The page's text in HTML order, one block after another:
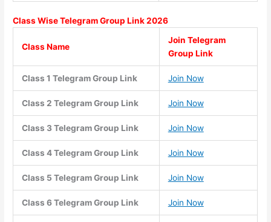
Class WiseTelegram Group Link 2026
Class Name
Join Telegram
Group Link
Class 1 Telegram Group Link Join Now
Class 2 Telegram Group Link Join Now
Class 3 Telegram Group Link Join Now
Class 4 Telegram Group Link Join Now
Class 5 Telegram Group Link Join Now
Class 6 Telegram Group Link Join Now